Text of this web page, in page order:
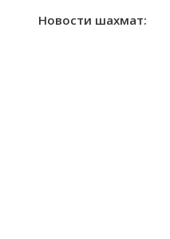
Новости шахмат: